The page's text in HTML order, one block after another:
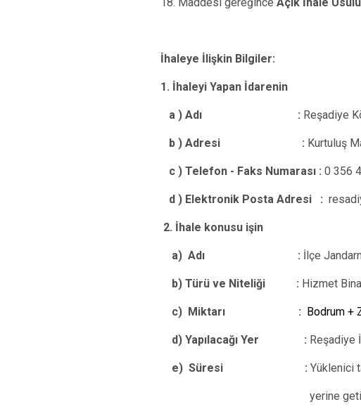
İhaleye İlişkin Bilgiler:
1. İhaleyi Yapan İdarenin
a ) Adı : Reşadiye
b ) Adresi : Kurtuluş
c ) Telefon - Faks Numarası : 0 356
d ) Elektronik Posta Adresi :
2. İhale konusu işin
a) Adı : İlçe
b) Türü ve Niteliği : Hizmet
c) Miktarı : Bodrum +
d) Yapılacağı Yer : Reşadiye
e) Süresi :Yüklenici
yerine getirerek yapım